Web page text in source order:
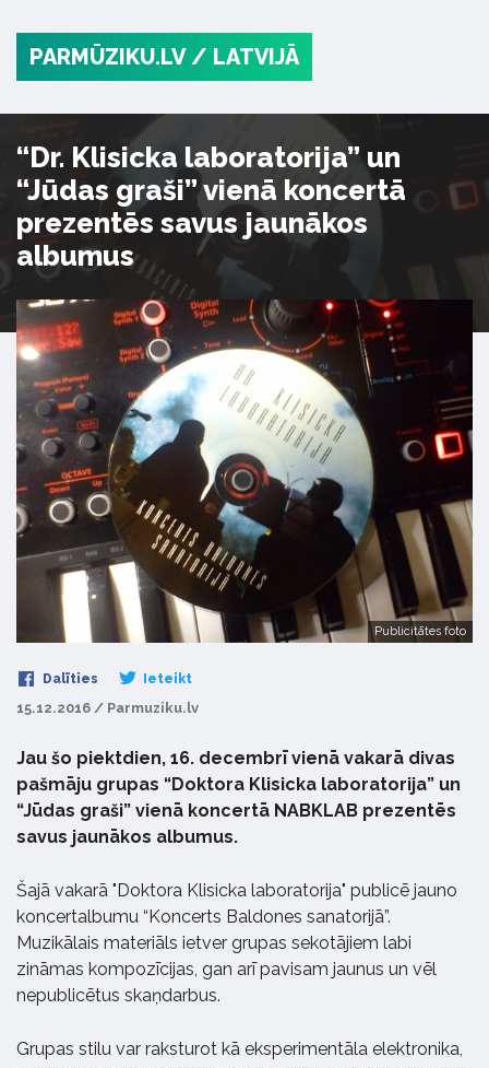
PARMŪZIKU.LV / LATVIJĀ
“Dr. Klisicka laboratorija” un
“Jūdas graši” vienā koncertā
prezentēs savus jaunākos
albumus
Publicitātes foto
Dalīties Ieteikt
15.12.2016 / Parmuziku.lv
Jau šo piektdien, 16. decembrī vienā vakarā divas
pašmāju grupas “Doktora Klisicka laboratorija” un
“Jūdas graši” vienā koncertā NABKLAB prezentēs
savus jaunākos albumus.
Šajā vakarā "Doktora Klisicka laboratorija" publicē jauno
koncertalbumu “Koncerts Baldones sanatorijā”.
Muzikālais materiāls ietver grupas sekotājiem labi
zināmas kompozīcijas, gan arī pavisam jaunus un vēl
nepublicētus skaņdarbus.
Grupas stilu var raksturot kā eksperimentāla elektronika,